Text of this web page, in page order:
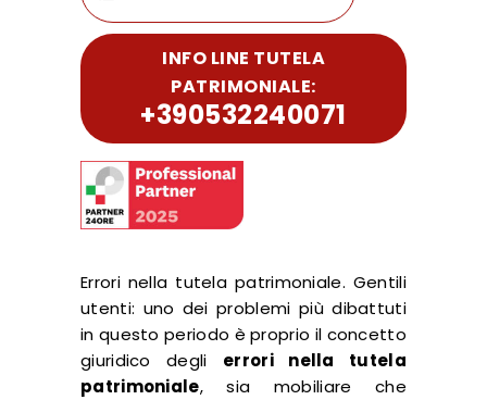
INFO LINE TUTELA
PATRIMONIALE:
+390532240071
Errori nella tutela patrimoniale. Gentili
utenti: uno dei problemi più dibattuti
in questo periodo è proprio il concetto
giuridico degli errori nella tutela
patrimoniale, sia mobiliare che